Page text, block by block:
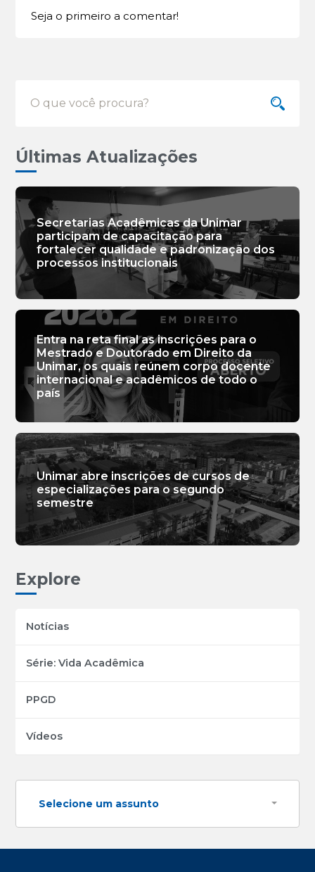
Seja o primeiro a comentar!
Últimas Atualizações
Secretarias Acadêmicas da Unimar
participam de capacitação para
fortalecer qualidade e padronização dos
processos institucionais
Entra na reta final as inscrições para o
Mestrado e Doutorado em Direito da
Unimar, os quais reúnem corpo docente
internacional e acadêmicos de todo o
país
Unimar abre inscrições de cursos de
especializações para o segundo
semestre
Explore
Notícias
Série: Vida Acadêmica
PPGD
Vídeos
Selecione um assunto